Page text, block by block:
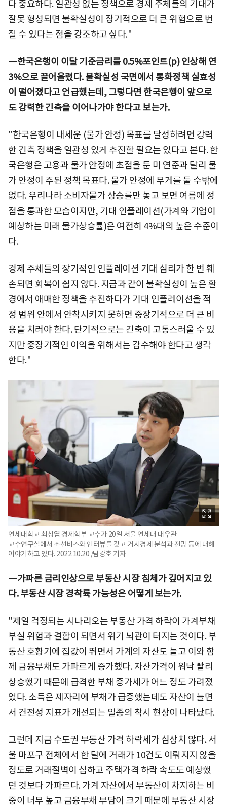
다 중요하다. 일관성 없는 정책으로 경제 주체들의 기대가
잘못 형성되면 불확실성이 장기적으로 더 큰 위험으로 번
질 수 있다는 점을 강조하고 싶다."
―한국은행이 이달 기준금리를 0.5%포인트(p) 인상해 연
3%으로 끌어올렸다. 불확실성 국면에서 통화정책 실효성
이 떨어졌다고 언급했는데, 그렇다면 한국은행이 앞으로
도 강력한 긴축을 이어나가야 한다고 보는가.
"한국은행이 내세운 (물가 안정) 목표를 달성하려면 강력
한 긴축 정책을 일관성 있게 추진할 필요는 있다고 본다. 한
국은행은 고용과 물가 안정에 초점을 둔 미 연준과 달리 물
가 안정이 주된 정책 목표다. 물가 안정에 무게를 둘 수밖에
없다. 우리나라 소비자물가 상승률만 놓고 보면 여름에 정
점을 통과한 모습이지만, 기대 인플레이션(가계와 기업이
예상하는 미래 물가상승률)은 여전히 4%대의 높은 수준이
다.
경제 주체들의 장기적인 인플레이션 기대 심리가 한 번 훼
손되면 회복이 쉽지 않다. 지금과 같이 불확실성이 높은 환
경에서 애매한 정책을 추진하다가 기대 인플레이션을 적
정 범위 안에서 안착시키지 못하면 중장기적으로 더 큰 비
용을 치러야 한다. 단기적으로는 긴축이 고통스러울 수 있
지만 중장기적인 이익을 위해서는 감수해야 한다고 생각
한다."
연세대학교 최상엽 경제학부 교수가 20일 서울 연세대 대우관
교수연구실에서 조선비즈와 인터뷰를 갖고 거시경제 분석과 전망 등에 대해
이야기하고 있다. 2022.10.20 /남강호 기자
―가파른 금리인상으로 부동산 시장 침체가 깊어지고 있
다. 부동산 시장 경착륙 가능성은 어떻게 보는가.
"제일 걱정되는 시나리오는 부동산 가격 하락이 가계부채
부실 위험과 결합이 되면서 위기 뇌관이 터지는 것이다. 부
동산 호황기에 집값이 뛰면서 가계의 자산도 늘고 이와 함
께 금융부채도 가파르게 증가했다. 자산가격이 워낙 빨리
상승했기 때문에 급격한 부채 증가세가 어느 정도 가려졌
었다. 소득은 제자리에 부채가 급증했는데도 자산이 늘면
서 건전성 지표가 개선되는 일종의 착시 현상이 나타났다.
그런데 지금 수도권 부동산 가격 하락세가 심상치 않다. 서
울 마포구 전체에서 한 달에 거래가 10건도 이뤄지지 않을
정도로 거래절벽이 심하고 주택가격 하락 속도도 예상했
던 것보다 가파르다. 가계 자산에서 부동산이 차지하는 비
중이 너무 높고 금융부채 부담이 크기 때문에 부동산 시장